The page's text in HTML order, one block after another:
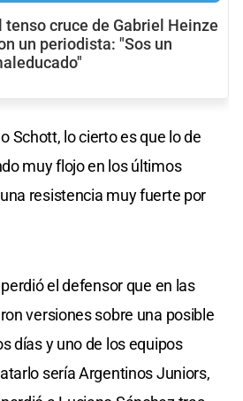
tenso cruce de Gabriel Heinze
un periodista: "Sos un
Schott, lo cierto es que lo de
muy flojo en los últimos
resistencia muy fuerte por
el defensor que en las
versiones sobre una posible
días y uno de los equipos
sería Argentinos Juniors,